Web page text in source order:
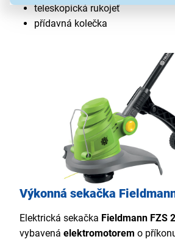
teleskopická rukojeť
přídavná kolečka
Výkonná sekačka
Elektrická sekačka Fieldmann FZS
vybavená elektromotorem o